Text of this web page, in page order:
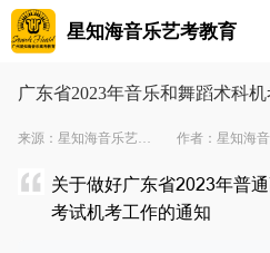
星知海音乐艺考教育
广东省2023年音乐和舞蹈术科
来源：星知海音乐艺考Soundsheard
关于做好广东省2023年普
考试机考工作的通知